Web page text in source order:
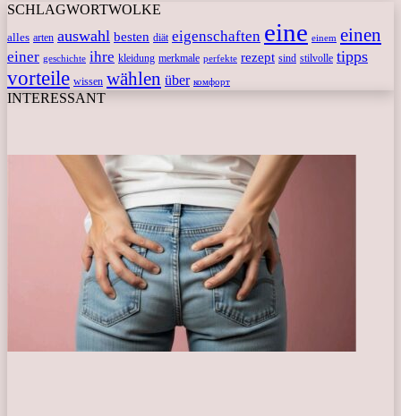
SCHLAGWORTWOLKE
alles arten auswahl besten diät eigenschaften eine einem einen
einer geschichte ihre kleidung merkmale perfekte rezept sind stilvolle tipps
vorteile wissen wählen über комфорт
INTERESSANT